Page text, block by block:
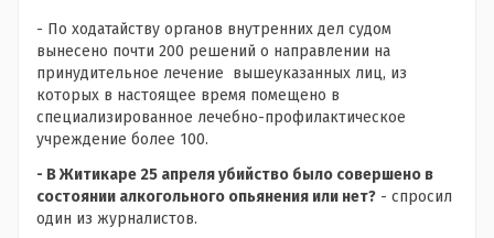
- По ходатайству органов внутренних дел судом
вынесено почти 200 решений о направлении на
принудительное лечение вышеуказанных лиц, из
которых в настоящее время помещено в
специализированное лечебно-профилактическое
учреждение более 100.
- В Житикаре 25 апреля убийство было совершено в
состоянии алкогольного опьянения или нет? - спросил
один из журналистов.